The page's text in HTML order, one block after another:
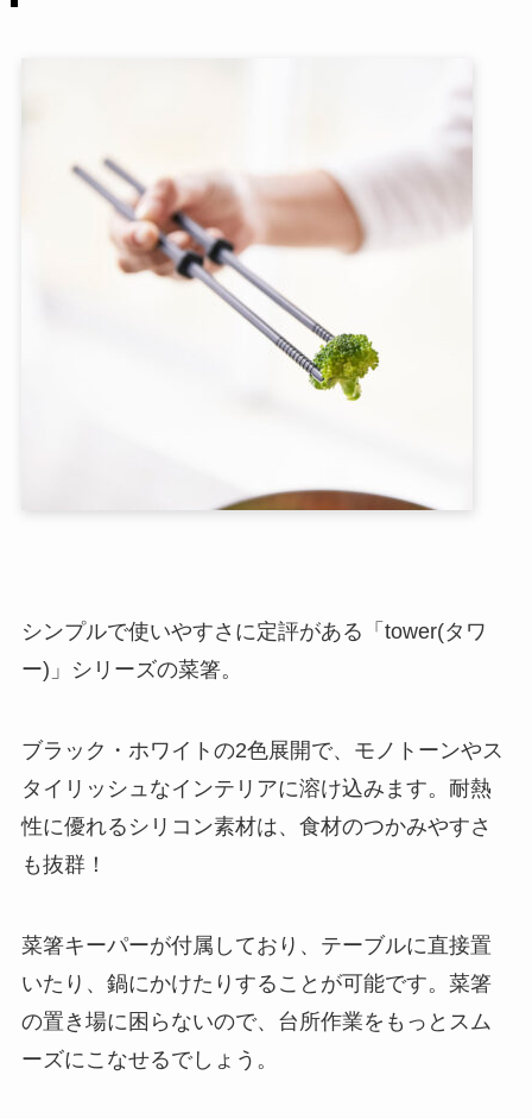
シンプルで使いやすさに定評がある「tower(タワ
ー)」シリーズの菜箸。
ブラック・ホワイトの2色展開で、モノトーンやス
タイリッシュなインテリアに溶け込みます。耐熱
性に優れるシリコン素材は、食材のつかみやすさ
も抜群！
菜箸キーパーが付属しており、テーブルに直接置
いたり、鍋にかけたりすることが可能です。菜箸
の置き場に困らないので、台所作業をもっとスム
ーズにこなせるでしょう。